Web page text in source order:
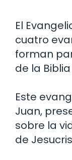
El
cuatro
forman
de la
Este
Juan,
sobre la
de